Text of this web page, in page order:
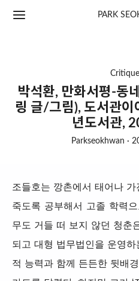
PARK
박석환, 만화서평-동
링 글/그림), 도서관이
년도서관,
Parkseokhwan ·
조들호는 깡촌에서 태어나
죽도록 공부해서 고졸 학력
무도 거들 떠 보지 않던 청춘
되고 대형 법무법인을 운영
적 능력과 함께 든든한 뒷배